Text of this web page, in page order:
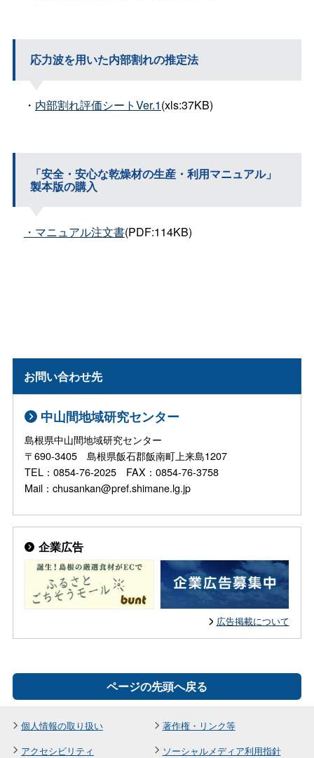
応力波を用いた内部割れの推定法
・ 内部割れ評価シートVer.1(xls:37KB)
「安全・安心な乾燥材の生産・利用マニュアル」
製本版の購入
・マニュアル注文書(PDF:114KB)
お問い合わせ先
中山間地域研究センター
島根県中山間地域研究センター
〒690-3405 島根県飯石郡飯南町上来島1207
TEL：0854-76-2025 FAX：0854-76-3758
Mail：chusankan@pref.shimane.lg.jp
企業広告
広告掲載について
ページの先頭へ戻る
個人情報の取り扱い
著作権・リンク等
アクセシビリティ
ソーシャルメディア利用指針